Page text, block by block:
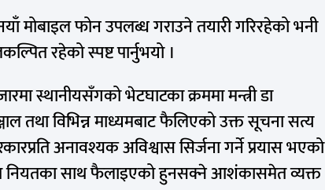
मोबाइल फोन उपलब्ध गराउने तयारी गरिरहेको भनी
रहेको स्पष्ट पार्नुभयो ।
स्थानीयसँगको भेटघाटका क्रममा मन्त्री डा
तथा विभिन्न माध्यमबाट फैलिएको उक्त सूचना सत्य
अनावश्यक अविश्वास सिर्जना गर्ने प्रयास भएको
नियतका साथ फैलाइएको हुनसक्ने आशंकासमेत व्यक्त